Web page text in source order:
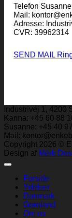
Telefon
Mail:
Adresse:
CVR: 39962314
SEND MAIL
Industrivej 1, 4200
Karina: +45 60 88
Susanne: +45 40
Mail:
Copyright 2026 ©
Design af Mërk
Forside
Ydelser
Danmark
Grønland
Om os